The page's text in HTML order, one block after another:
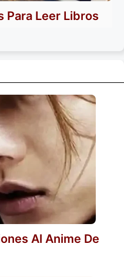
Para Leer Libros
Al Anime De